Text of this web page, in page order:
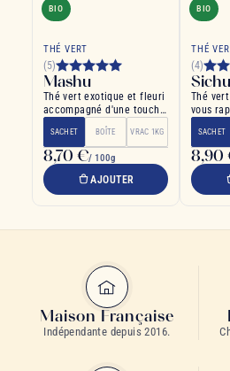
BIO
THÉ VERT
(5)
Mashu
Thé vert exotique et fleuri
accompagné d'une touche
de bergamote
SACHET BOÎTE VRAC 1KG
8,70 €/ 100g
AJOUTER
BIO
THÉ
(4)
Thé
vous
SACHET
8,90
Maison Française
Indépendante depuis 2016.